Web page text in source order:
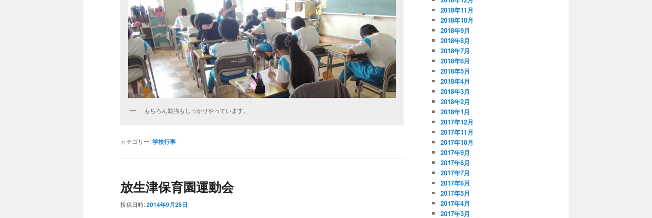
もちろん勉強もしっかりやっています。
カテゴリー:学校行事
放生津保育園運動会
投稿日時:2014年9月28日
2018年11月
2018年10月
2018年9月
2018年8月
2018年7月
2018年6月
2018年5月
2018年4月
2018年3月
2018年2月
2018年1月
2017年12月
2017年11月
2017年10月
2017年9月
2017年8月
2017年7月
2017年6月
2017年5月
2017年4月
2017年3月